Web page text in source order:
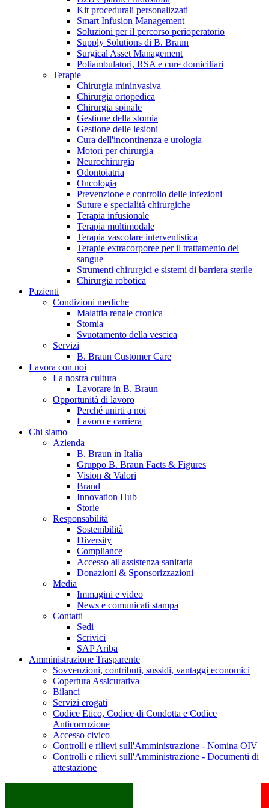
Catalogo prodotti
Trova il prodotto che stai cercando. Visita il catalogo B.
Braun con il nostro portfolio completo.
Hai domande o richieste? Scrivici per entrare subito in
contatto con un nostro referente.
B. Braun in Italia
Scopri chi siamo ed entra nel mondo di B. Braun in Italia: 4
sedi, 4 aziende, più di 700 dipendenti e un Centro di
Eccellenza a livello globale.
Kit procedurali personalizzati
Smart Infusion Management
Soluzioni per il percorso perioperatorio
Supply Solutions di B. Braun
Surgical Asset Management
Poliambulatori, RSA e cure domiciliari
Terapie
Chirurgia mininvasiva
Chirurgia ortopedica
Chirurgia spinale
Gestione della stomia
Gestione delle lesioni
Cura dell'incontinenza e urologia
Motori per chirurgia
Neurochirurgia
Odontoiatria
Oncologia
Prevenzione e controllo delle infezioni
Suture e specialità chirurgiche
Terapia infusionale
Terapia multimodale
Terapia vascolare interventistica
Terapie extracorporee per il trattamento del
sangue
Strumenti chirurgici e sistemi di barriera sterile
Chirurgia robotica
Pazienti
Condizioni mediche
Malattia renale cronica
Stomia
Svuotamento della vescica
Servizi
B. Braun Customer Care
Lavora con noi
La nostra cultura
Lavorare in B. Braun
Opportunità di lavoro
Perché unirti a noi
Lavoro e carriera
Chi siamo
Azienda
B. Braun in Italia
Gruppo B. Braun Facts & Figures
Vision & Valori
Brand
Innovation Hub
Storie
Responsabilità
Sostenibilità
Diversity
Compliance
Accesso all'assistenza sanitaria
Donazioni & Sponsorizzazioni
Media
Immagini e video
News e comunicati stampa
Contatti
Sedi
Scrivici
SAP Ariba
Amministrazione Trasparente
Sovvenzioni, contributi, sussidi, vantaggi economici
Copertura Assicurativa
Bilanci
Servizi erogati
Codice Etico, Codice di Condotta e Codice
Anticorruzione
Accesso civico
Controlli e rilievi sull'Amministrazione - Nomina OIV
Controlli e rilievi sull'Amministrazione - Documenti di
attestazione